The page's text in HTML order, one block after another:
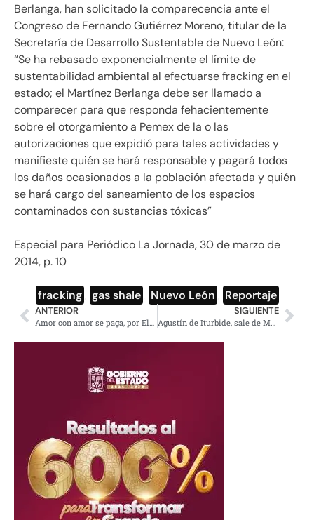
Berlanga, han solicitado la comparecencia ante el
Congreso de Fernando Gutiérrez Moreno, titular de la
Secretaría de Desarrollo Sustentable de Nuevo León:
“Se ha rebasado exponencialmente el límite de
sustentabilidad ambiental al efectuarse fracking en el
estado; el Martínez Berlanga debe ser llamado a
comparecer para que responda fehacientemente
sobre el otorgamiento a Pemex de la o las
autorizaciones que expidió para tales actividades y
manifieste quién se hará responsable y pagará todos
los daños ocasionados a la población afectada y quién
se hará cargo del saneamiento de los espacios
contaminados con sustancias tóxicas”
Especial para Periódico La Jornada, 30 de marzo de
2014, p. 10
fracking gas shale Nuevo León Reportaje
ANTERIOR SIGUIENTE
Agustín de Iturbide, sale de México desterrado hacia Europa